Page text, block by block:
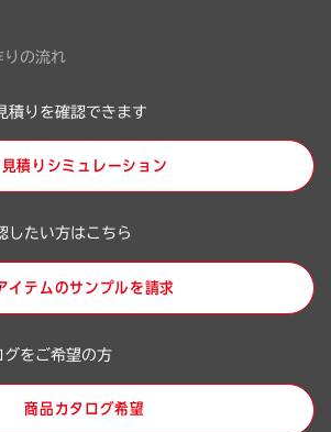
りの流れ
積りを確認できます
見積りシミュレーション
したい方はこちら
イテムのサンプルを請求
をご希望の方
商品カタログ希望